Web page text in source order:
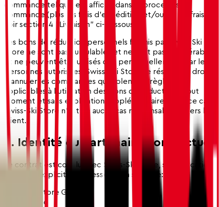
commande tel qu'il est affiché dans le processus de
commande (plus les frais d'expédition et/ou autres frais,
voir section 4 "Livraison" ci-dessous).
Les bons de réduction personnels fournis par Swiss-Ski
Store ne sont pas cumulables et ne sont pas transférables
et ne peuvent être utilisés que personnellement par les
personnes autorisées. Swiss-Ski Store se réserve le droit
d'annuler les commandes qui violent les règles
applicables à l'utilisation des bons de réduction à tout
moment et sans explication supplémentaire. Dans ce cas,
Swiss-Ski Store n'est en aucun cas responsable envers le
client.
4. Identité du Partenaire Contractuel
Le contrat est conclu avec Swiss-Ski Store, sauf indication
contraire explicite. L'adresse est la suivante:
Swiss-Ski Store GmbH
Arastrasse 6